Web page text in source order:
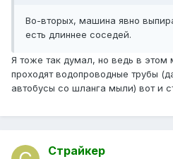
Во-вторых, машина явно
есть длиннее соседей.
Я тоже так думал, но ведь в этом
проходят водопроводные трубы
автобусы со шланга мыли) вот и
Страйкер